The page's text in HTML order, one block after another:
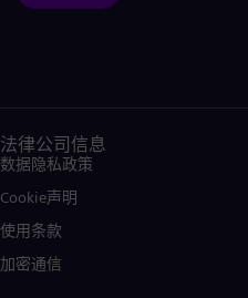
法律公司信息
数据隐私政策
Cookie声明
使用条款
加密通信